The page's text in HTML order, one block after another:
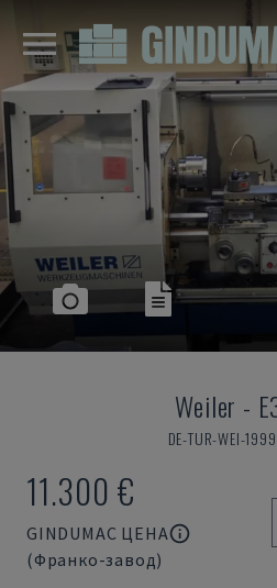
Weiler -
DE-TUR-WEI-
11.300 €
GINDUMAC ЦЕНА
(Франко-завод)